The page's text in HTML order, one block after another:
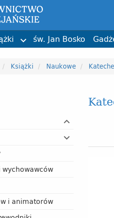

Święci i
Liturgia
św. Jan Bosko Kartki i
Dzień
Karol
ks.
Tadeusz
Książki Naukowe
i animatorów